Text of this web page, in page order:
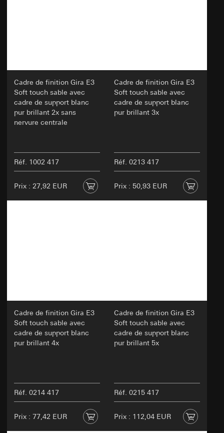
Cadre de finition Gira E3
Soft touch sable avec
cadre de support blanc
pur brillant 2x sans
nervure centrale
Réf. 1002 417
Prix : 27,92 EUR
Cadre de finition Gira E3
Soft touch sable avec
cadre de support blanc
pur brillant 3x
Réf. 0213 417
Prix : 50,93 EUR
Cadre de finition Gira E3
Soft touch sable avec
cadre de support blanc
pur brillant 4x
Réf. 0214 417
Prix : 77,42 EUR
Cadre de finition Gira E3
Soft touch sable avec
cadre de support blanc
pur brillant 5x
Réf. 0215 417
Prix : 112,04 EUR